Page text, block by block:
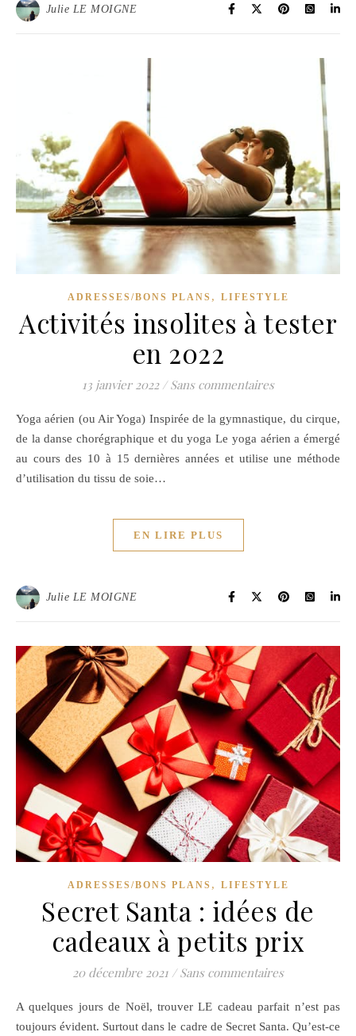
Julie LE MOIGNE
ADRESSES/BONS PLANS , LIFESTYLE
Activités insolites à tester
en 2022
13 janvier 2022 / Sans commentaires
Yoga aérien (ou Air Yoga) Inspirée de la gymnastique, du cirque,
de la danse chorégraphique et du yoga Le yoga aérien a émergé
au cours des 10 à 15 dernières années et utilise une méthode
d’utilisation du tissu de soie…
EN LIRE PLUS
Julie LE MOIGNE
ADRESSES/BONS PLANS , LIFESTYLE
Secret Santa : idées de
cadeaux à petits prix
20 décembre 2021 / Sans commentaires
A quelques jours de Noël, trouver LE cadeau parfait n’est pas
toujours évident. Surtout dans le cadre de Secret Santa. Qu’est-ce